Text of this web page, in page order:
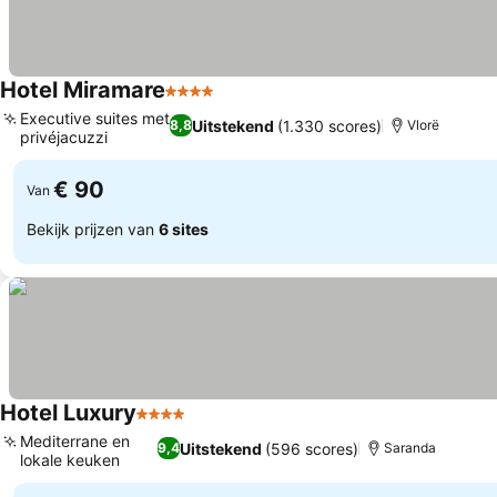
Hotel Miramare4 Sterren
8,8Uitstekend (1.330 scores)
Executive suites met
privéjacuzzi
Vlorë
Van € 90
Bekijk prijzen van 6 sites
Hotel Luxury4 Sterren
9,4Uitstekend (596 scores)
Mediterrane en
lokale keuken
Saranda